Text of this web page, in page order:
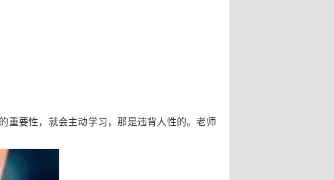
重要性，就会主动学习，那是违背人性的。老师